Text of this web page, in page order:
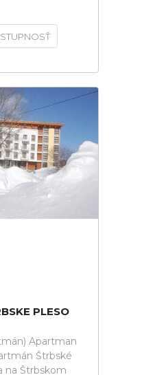
PLESO
Apartman
Štrbské
na Štrbskom